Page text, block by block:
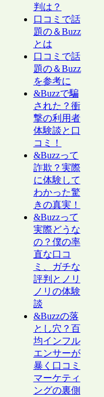
判は？
口コミで話
題の＆Buzz
とは
口コミで話
題の＆Buzz
を参考に
&Buzzで騙
された？衝
撃の利用者
体験談と口
コミ！
&Buzzって
詐欺？実際
に体験して
わかった驚
きの真実！
&Buzzって
実際どうな
の？僕の率
直な口コ
ミ、ガチな
評判とノリ
ノリの体験
談
&Buzzの落
とし穴？百
均インフル
エンサーが
暴く口コミ
マーケティ
ングの裏側